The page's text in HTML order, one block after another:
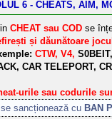
6 - CHEATS, AIM,
CHEAT sau COD se
și dăunătoare
CTW, V4,
CAR TELEPORT,
urile sau codurile
se sancționează cu BAN